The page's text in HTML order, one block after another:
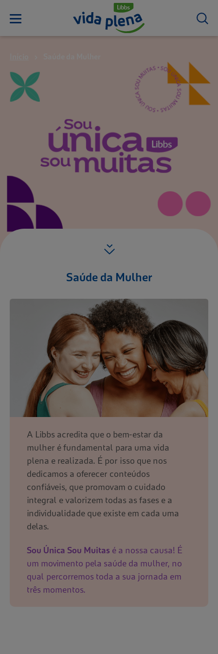
Saúde da Mulher
A Libbs acredita que o bem-estar da
mulher é fundamental para uma vida
plena e realizada. É por isso que nos
dedicamos a oferecer conteúdos
confiáveis, que promovam o cuidado
integral e valorizem todas as fases e a
individualidade que existe em cada uma
delas.
Sou Única Sou Muitas é a nossa causa! É
um movimento pela saúde da mulher, no
qual percorremos toda a sua jornada em
três momentos.